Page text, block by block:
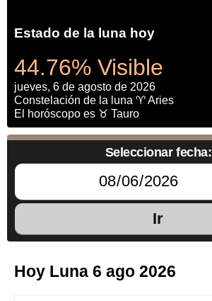
Estado de la luna hoy
44.76% Visible
jueves, 6 de agosto de 2026
Constelación de la luna ♈ Aries
El horóscopo es ♉ Tauro
Seleccionar fecha:
Ir
Hoy Luna 6 ago 2026